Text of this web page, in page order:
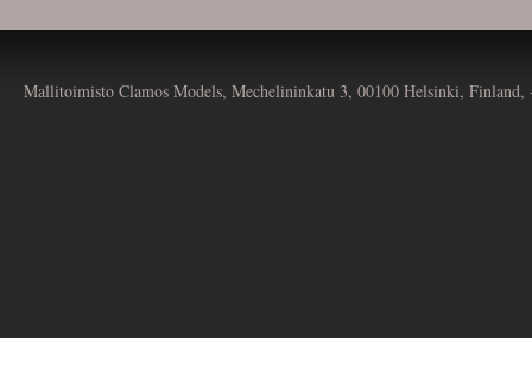
Mallitoimisto Clamos Models, Mechelininkatu 3, 00100 Helsinki,